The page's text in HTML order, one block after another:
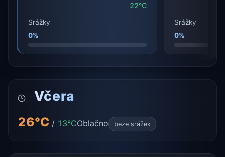
22°C
Srážky
0%
Srážky
0%
Včera
26°C / 13°COblačno beze srážek